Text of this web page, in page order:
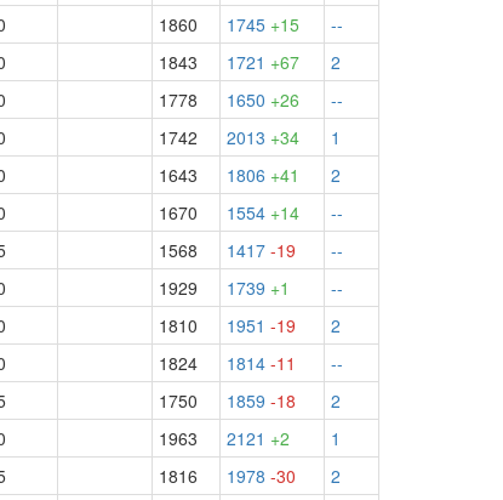
1860 1745 +15
--
1843 1721 +67
2
1778 1650 +26
--
1742 2013 +34
1
1643 1806 +41
2
1670 1554 +14
--
1568 1417 -19
--
1929 1739 +1
--
1810 1951 -19
2
1824 1814 -11
--
1750 1859 -18
2
1963 2121 +2
1
1816 1978 -30
2